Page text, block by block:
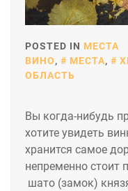
POSTED IN МЕСТА
ВИНО, МЕСТА,
ОБЛАСТЬ
Вы когда-нибудь
хотите увидеть
хранится самое
непременно стоит
шато (замок)